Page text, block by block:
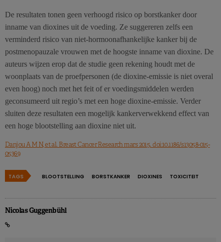
De resultaten tonen geen verhoogd risico op borstkanker door
inname van dioxines uit de voeding. Ze suggereren zelfs een
verminderd risico van niet-hormoonafhankelijke kanker bij de
postmenopauzale vrouwen met de hoogste inname van dioxine. De
auteurs wijzen erop dat de studie geen rekening houdt met de
woonplaats van de proefpersonen (de dioxine-emissie is niet overal
even hoog) noch met het feit of er voedingsmiddelen werden
geconsumeerd uit regio’s met een hoge dioxine-emissie. Verder
sluiten deze resultaten een mogelijk kankerverwekkend effect van
een hoge blootstelling aan dioxine niet uit.
Danjou A M N, et al. Breast Cancer Research mars 2015. doi:10.1186/s13058-015-
05369
TAGS BLOOTSTELLING BORSTKANKER DIOXINES TOXICITEIT
Nicolas Guggenbühl